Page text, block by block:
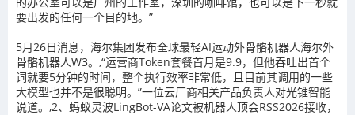
要出发的任何一个目的地。”
5月26日消息，海尔集团发布全球最轻AI运动外骨骼机器人海尔外
骨骼机器人W3。,“运营商Token套餐首月是9.9，但他吞吐出首个
词就要5分钟的时间，整个执行效率非常低，且目前其调用的一些
大模型也并不是很聪明。”一位云厂商相关产品负责人对光锥智能
说道。,2、蚂蚁灵波LingBot-VA论文被机器人顶会RSS2026接收，